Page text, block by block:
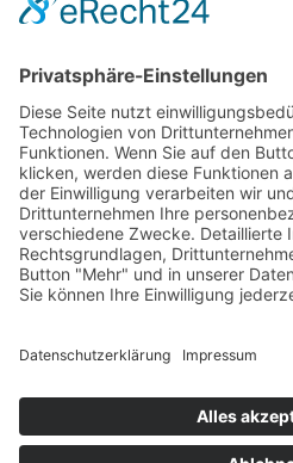
Krahnstr. 17/18 |
Telefon: 0541 29746 | E-
Impressum|Datenschutz